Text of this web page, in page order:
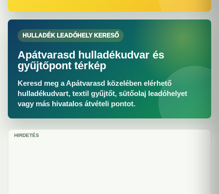
HULLADÉK LEADÓHELY KERESŐ
Apátvarasd hulladékudvar és
gyűjtőpont térkép
Keresd meg a Apátvarasd közelében elérhető
hulladékudvart, textil gyűjtőt, sütőolaj leadóhelyet
vagy más hivatalos átvételi pontot.
HIRDETÉS